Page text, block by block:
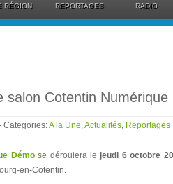
RÉGION REPORTAGES RADIO
salon Cotentin Numérique
Categories:A la Une,Actualités, Reportages
Démose déroulera le jeudi 6 octobre
en-Cotentin.